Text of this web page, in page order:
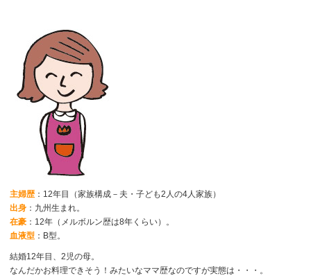
主婦歴 ：12年目（家族構成－夫・子ども2人の4人家族）
出身 ：九州生まれ。
在豪 ：12年（メルボルン歴は8年くらい）。
血液型 ：B型。
結婚12年目、2児の母。
なんだかお料理できそう！みたいなママ歴なのですが実態は・・・。